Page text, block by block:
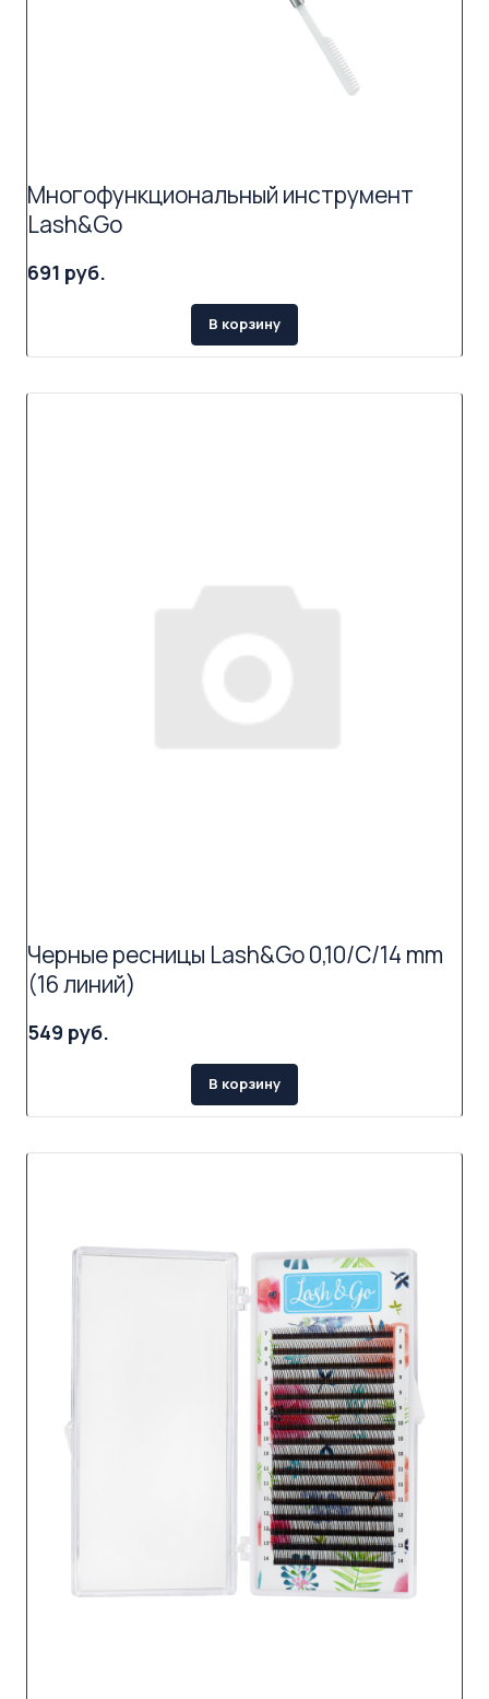
Многофункциональный инструмент
Lash&Go
691 руб.
В корзину
Черные ресницы Lash&Go 0,10/C/14 mm
(16 линий)
549 руб.
В корзину